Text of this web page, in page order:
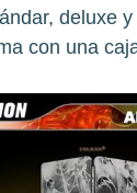
deluxe
con una